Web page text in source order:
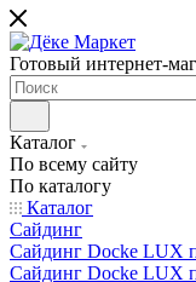
Готовый интернет-
Каталог
По всему сайту
По каталогу
Каталог
Сайдинг
Сайдинг Docke LUX
Сайдинг Docke LUX